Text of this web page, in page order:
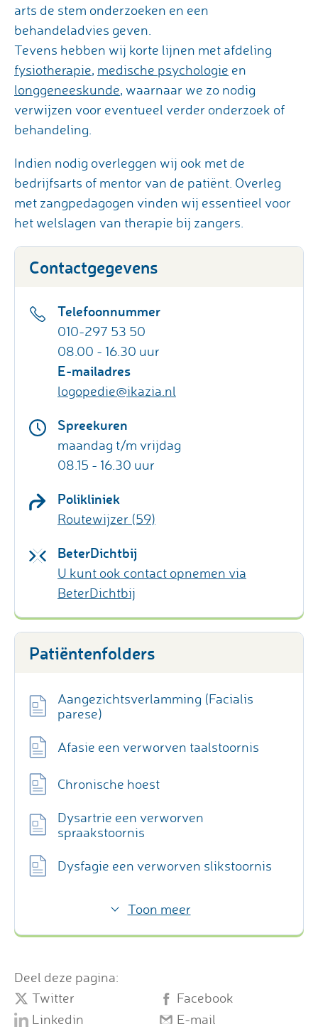
arts de stem onderzoeken en een
behandeladvies geven.
Tevens hebben wij korte lijnen met afdeling
fysiotherapie, medische psychologie en
longgeneeskunde, waarnaar we zo nodig
verwijzen voor eventueel verder onderzoek of
behandeling.
Indien nodig overleggen wij ook met de
bedrijfsarts of mentor van de patiënt. Overleg
met zangpedagogen vinden wij essentieel voor
het welslagen van therapie bij zangers.
Contactgegevens
Telefoonnummer
010-297 53 50
08.00 - 16.30 uur
E-mailadres
logopedie@ikazia.nl
Spreekuren
maandag t/m vrijdag
08.15 - 16.30 uur
Polikliniek
Routewijzer (59)
BeterDichtbij
U kunt ook contact opnemen via
BeterDichtbij
Patiëntenfolders
Aangezichtsverlamming (Facialis
parese)
Afasie een verworven taalstoornis
Chronische hoest
Dysartrie een verworven
spraakstoornis
Dysfagie een verworven slikstoornis
Toon meer
Deel deze pagina:
Twitter
Facebook
Linkedin
E-mail